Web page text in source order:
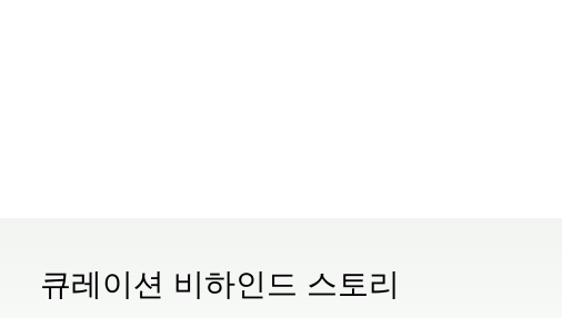
큐레이션 비하인드 스토리